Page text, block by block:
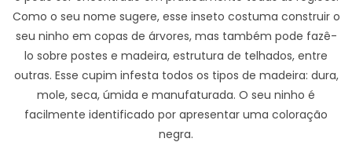
Como o seu nome sugere, esse inseto costuma construir o
seu ninho em copas de árvores, mas também pode fazê-
lo sobre postes e madeira, estrutura de telhados, entre
outras. Esse cupim infesta todos os tipos de madeira: dura,
mole, seca, úmida e manufaturada. O seu ninho é
facilmente identificado por apresentar uma coloração
negra.